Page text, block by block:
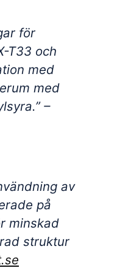
för
T33 och
med
med
–
av
på
minskad
struktur